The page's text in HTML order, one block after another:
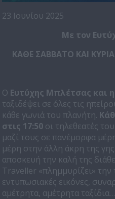
23 Ιουνίου 2025
Με τον
ΚΑΘΕ ΣΑΒΒΑΤΟ ΚΑΙ
Ο Ευτύχης Μπλέτσας και
ταξιδέψει σε όλες τις
κάθε γωνιά του πλανήτη.
στις 17:50 οι τηλεθεατές του
μαζί τους σε πανέμορφα
μέρη στην άλλη άκρη της
αποσκευή την καλή της
Traveller «πλημμυρίζει»
εντυπωσιακές εικόνες,
αμέτρητα, αμέτρητα ταξίδια…